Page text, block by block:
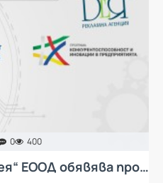
0 400
„Рекламна Агенция Дея“ ЕООД обявява процедура за избор на изпълнител с предмет: „Доставка, инсталация и въвеждане в експлоатация на специализирано оборудване за довършителни операции на рекламни материали“